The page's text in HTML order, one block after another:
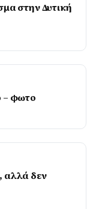
στην Δυτική
– φωτο
αλλά δεν